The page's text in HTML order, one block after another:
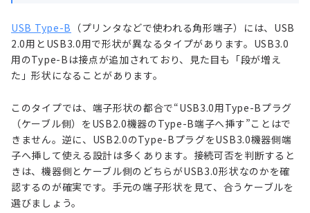
USB Type-B （プリンタなどで使われる角形端子）には、USB
2.0用とUSB3.0用で形状が異なるタイプがあります。USB3.0
用のType-Bは接点が追加されており、見た目も「段が増え
た」形状になることがあります。
このタイプでは、端子形状の都合で“USB3.0用Type-Bプラグ
（ケーブル側）をUSB2.0機器のType-B端子へ挿す”ことはで
きません。逆に、USB2.0のType-BプラグをUSB3.0機器側端
子へ挿して使える設計は多くあります。接続可否を判断すると
きは、機器側とケーブル側のどちらがUSB3.0形状なのかを確
認するのが確実です。手元の端子形状を見て、合うケーブルを
選びましょう。